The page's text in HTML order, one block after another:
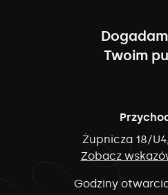
Twoim
Żupnicza 18/
Zobacz
Godziny